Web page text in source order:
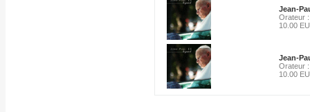
Jean-
Orateur
10.00
Jean-
Orateur
10.00